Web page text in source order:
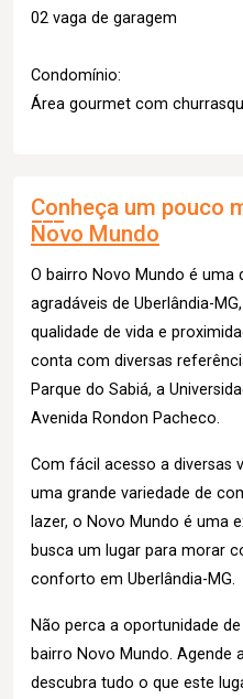
02 vaga de garagem
Condomínio:
Área gourmet com
Conheça um pouco
Novo Mundo
O bairro Novo Mundo é uma
agradáveis de Uberlândia-
qualidade de vida e
conta com diversas
Parque do Sabiá, a
Avenida Rondon Pacheco.
Com fácil acesso a diversas
uma grande variedade de
lazer, o Novo Mundo é uma
busca um lugar para morar
conforto em Uberlândia-MG.
Não perca a oportunidade
bairro Novo Mundo. Agende
descubra tudo o que este